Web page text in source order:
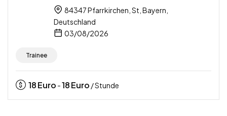
84347 Pfarrkirchen, St, Bayern,
Deutschland
03/08/2026
Trainee
18Euro -18Euro / Stunde